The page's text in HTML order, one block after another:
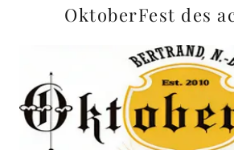
OktoberFest des